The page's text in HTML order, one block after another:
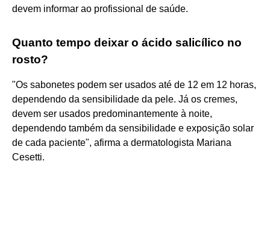
devem informar ao profissional de saúde.
Quanto tempo deixar o ácido salicílico no
rosto?
"Os sabonetes podem ser usados até de 12 em 12 horas,
dependendo da sensibilidade da pele. Já os cremes,
devem ser usados predominantemente à noite,
dependendo também da sensibilidade e exposição solar
de cada paciente", afirma a dermatologista Mariana
Cesetti.